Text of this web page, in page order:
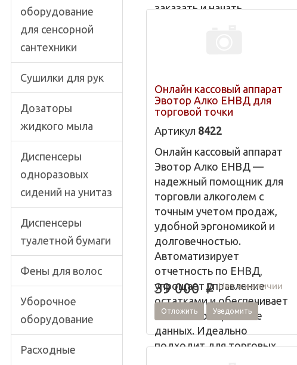
оборудование
для сенсорной
сантехники
Сушилки для рук
Дозаторы
жидкого мыла
Диспенсеры
одноразовых
сидений на унитаз
Диспенсеры
туалетной бумаги
Фены для волос
Уборочное
оборудование
Расходные
заказать и начать
Онлайн кассовый аппарат
Эвотор Алко ЕНВД для
торговой точки
Артикул 8422
Онлайн кассовый аппарат
Эвотор Алко ЕНВД —
надежный помощник для
торговли алкоголем с
точным учетом продаж,
удобной эргономикой и
долговечностью.
Автоматизирует
отчетность по ЕНВД,
упрощает управление
остатками и обеспечивает
безопасное хранение
данных. Идеально
подходит для торговых
39 000p Нет в наличии
Отложить Уведомить